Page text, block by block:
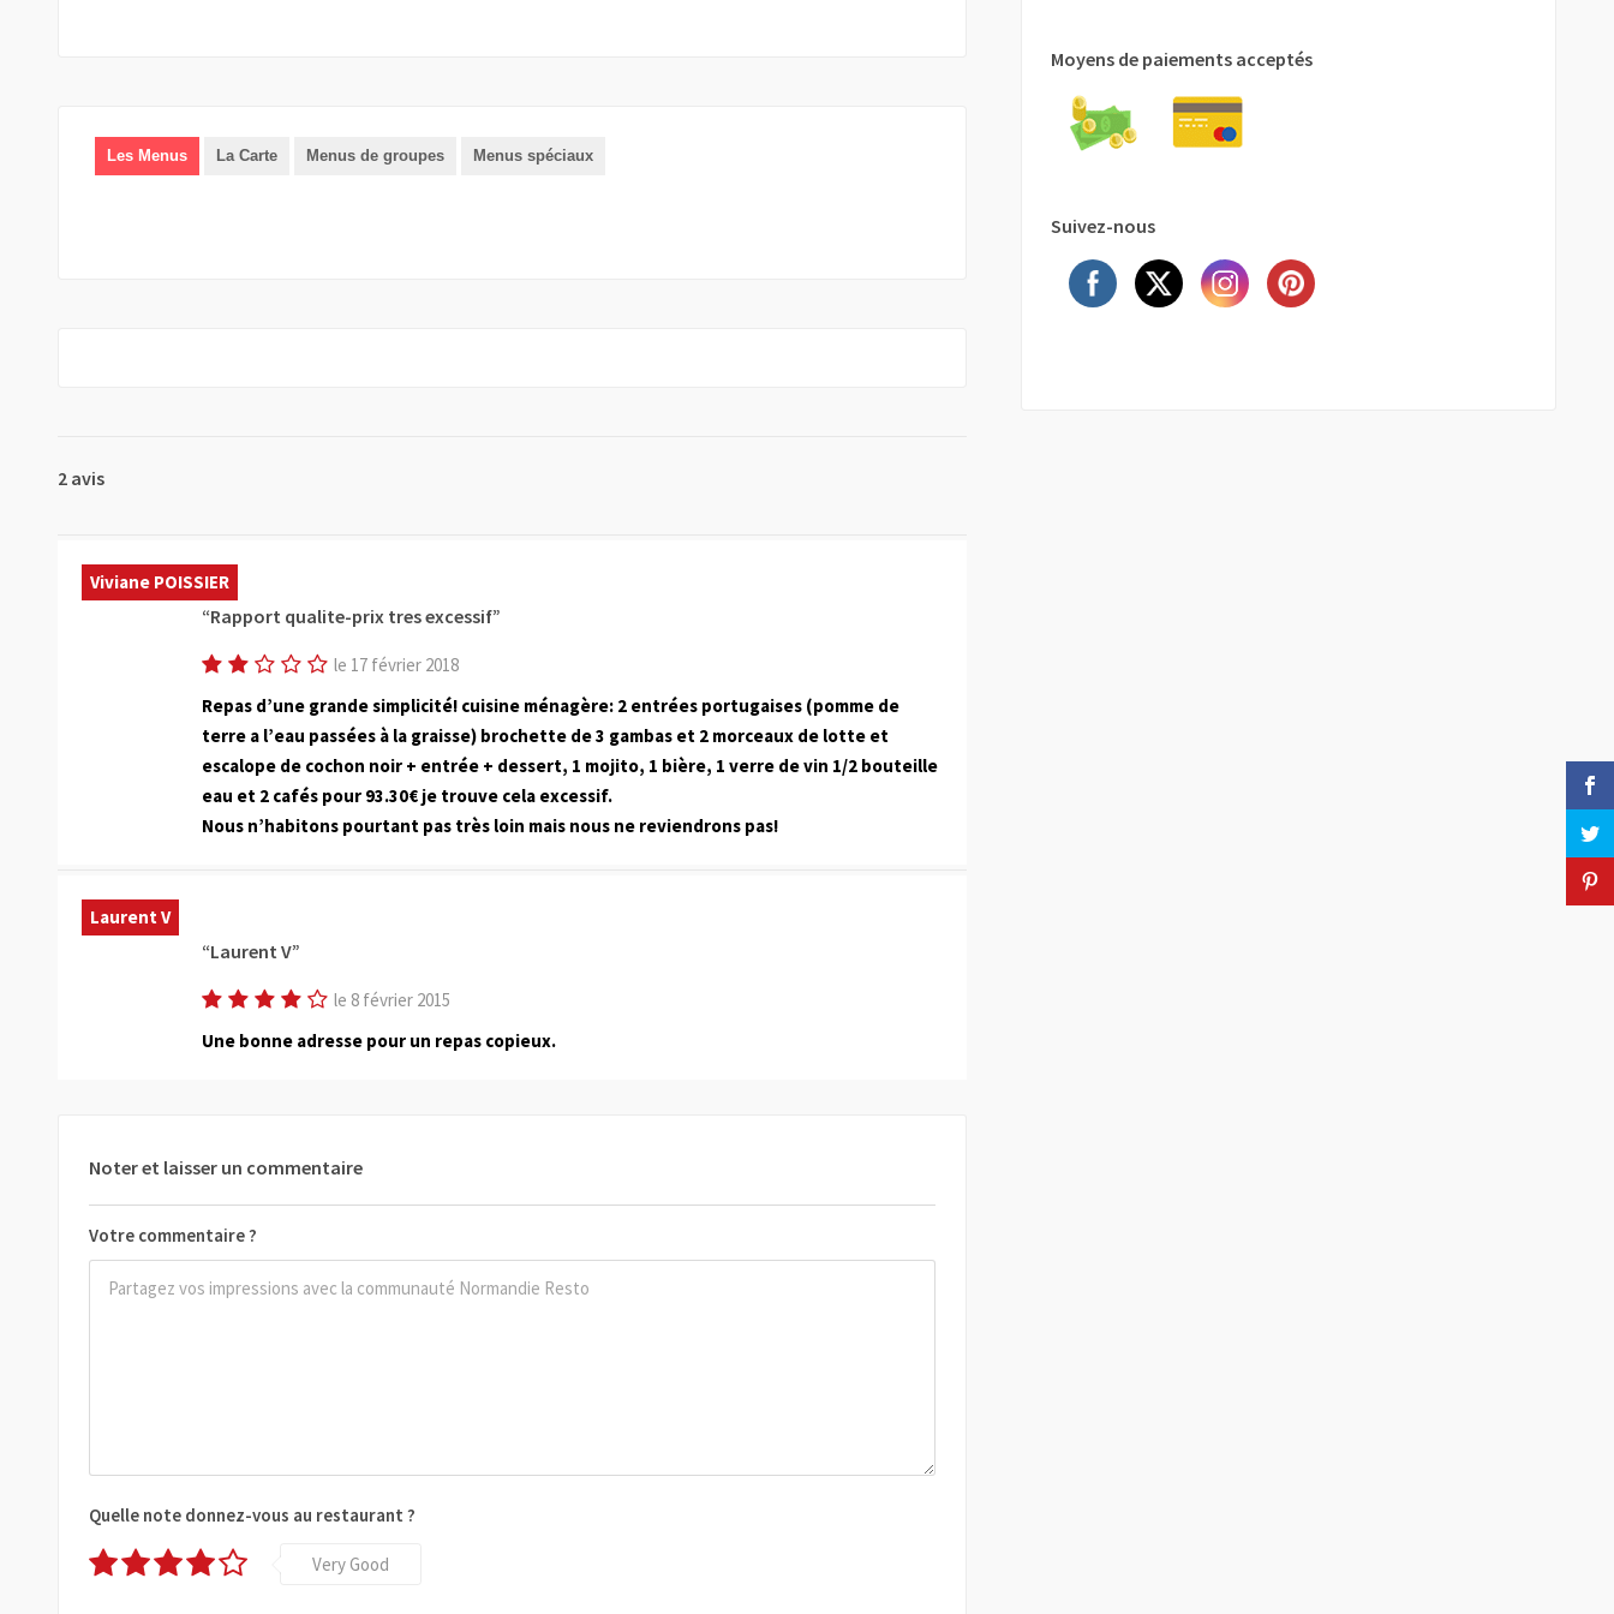
Les Menus La Carte Menus de groupes Menus spéciaux
2 avis
Viviane POISSIER
Rapport qualite-prix tres excessif
le 17 février 2018
Repas d’une grande simplicité! cuisine ménagère: 2 entrées portugaises (pomme de
terre a l’eau passées à la graisse) brochette de 3 gambas et 2 morceaux de lotte et
escalope de cochon noir + entrée + dessert, 1 mojito, 1 bière, 1 verre de vin 1/2 bouteille
eau et 2 cafés pour 93.30€ je trouve cela excessif.
Nous n’habitons pourtant pas très loin mais nous ne reviendrons pas!
Laurent V
Laurent V
le 8 février 2015
Une bonne adresse pour un repas copieux.
Noter et laisser un commentaire
Votre commentaire ?
Quelle note donnez-vous au restaurant ?
Very Good
Moyens de paiements acceptés
Suivez-nous